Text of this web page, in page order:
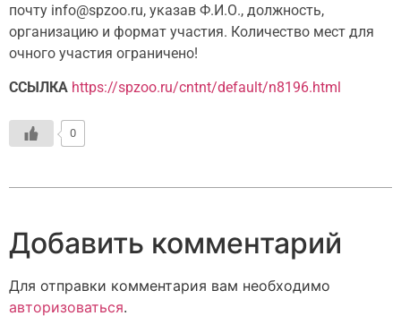
почту info@spzoo.ru, указав Ф.И.О., должность,
организацию и формат участия. Количество мест для
очного участия ограничено!
ССЫЛКА https://spzoo.ru/cntnt/default/n8196.html
0
Добавить комментарий
Для отправки комментария вам необходимо
авторизоваться.